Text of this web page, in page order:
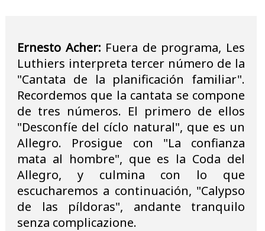
Ernesto Acher: Fuera de programa, Les
Luthiers interpreta tercer número de la
"Cantata de la planificación familiar".
Recordemos que la cantata se compone
de tres números. El primero de ellos
"Desconfíe del cíclo natural", que es un
Allegro. Prosigue con "La confianza
mata al hombre", que es la Coda del
Allegro, y culmina con lo que
escucharemos a continuación, "Calypso
de las píldoras", andante tranquilo
senza complicazione.